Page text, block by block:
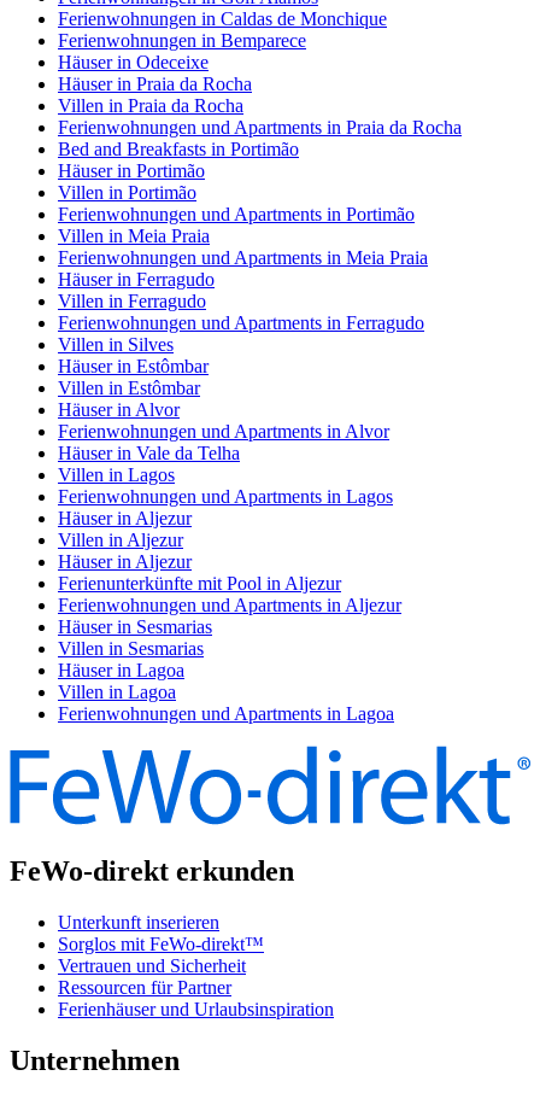
Ferienwohnungen in Caldas de Monchique
Ferienwohnungen in Bemparece
Häuser in Odeceixe
Häuser in Praia da Rocha
Villen in Praia da Rocha
Ferienwohnungen und Apartments in Praia da Rocha
Bed and Breakfasts in Portimão
Häuser in Portimão
Villen in Portimão
Ferienwohnungen und Apartments in Portimão
Villen in Meia Praia
Ferienwohnungen und Apartments in Meia Praia
Häuser in Ferragudo
Villen in Ferragudo
Ferienwohnungen und Apartments in Ferragudo
Villen in Silves
Häuser in Estômbar
Villen in Estômbar
Häuser in Alvor
Ferienwohnungen und Apartments in Alvor
Häuser in Vale da Telha
Villen in Lagos
Ferienwohnungen und Apartments in Lagos
Häuser in Aljezur
Villen in Aljezur
Häuser in Aljezur
Ferienunterkünfte mit Pool in Aljezur
Ferienwohnungen und Apartments in Aljezur
Häuser in Sesmarias
Villen in Sesmarias
Häuser in Lagoa
Villen in Lagoa
Ferienwohnungen und Apartments in Lagoa
FeWo-direkt erkunden
Unterkunft inserieren
Sorglos mit FeWo-direkt™
Vertrauen und Sicherheit
Ressourcen für Partner
Ferienhäuser und Urlaubsinspiration
Unternehmen